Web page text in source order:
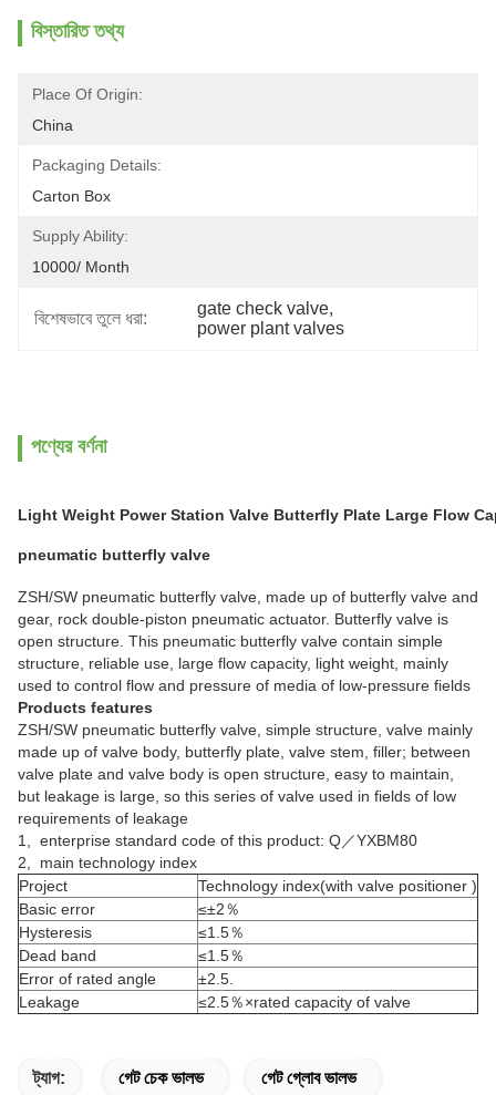
বিস্তারিত তথ্য
Place Of Origin:
China
Packaging Details:
Carton Box
Supply Ability:
10000/ Month
বিশেষভাবে তুলে ধরা:
gate check valve,
power plant valves
পণ্যের বর্ণনা
Light Weight Power Station Valve Butterfly Plate Large Flow
pneumatic butterfly valve
ZSH/SW pneumatic butterfly valve, made up of butterfly valve and
gear, rock double-piston pneumatic actuator. Butterfly valve is
open structure. This pneumatic butterfly valve contain simple
structure, reliable use, large flow capacity, light weight, mainly
used to control flow and pressure of media of low-pressure fields
Products features
ZSH/SW pneumatic butterfly valve, simple structure, valve mainly
made up of valve body, butterfly plate, valve stem, filler; between
valve plate and valve body is open structure, easy to maintain,
but leakage is large, so this series of valve used in fields of low
requirements of leakage
1, enterprise standard code of this product: Q／YXBM80
2, main technology index
Project
Technology index(with valve positioner )
Basic error
≤±2％
Hysteresis
≤1.5％
Dead band
≤1.5％
Error of rated angle
±2.5.
Leakage
≤2.5％×rated capacity of valve
ট্যাগ: গেট চেক ভালভ গেট গ্লোব ভালভ